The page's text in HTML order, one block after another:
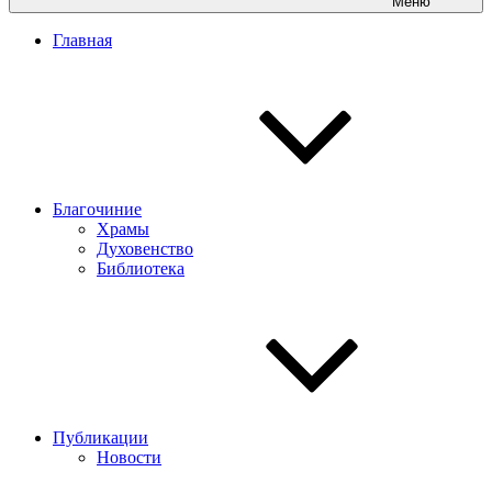
Главная
Благочиние
Храмы
Духовенство
Библиотека
Публикации
Новости